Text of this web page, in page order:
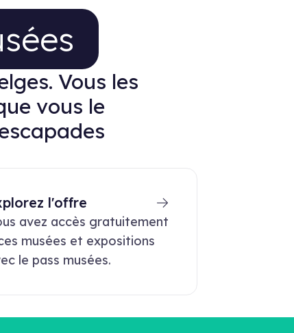
Vous les
vous le
l'offre
avez accès gratuitement
musées et expositions
le pass musées.